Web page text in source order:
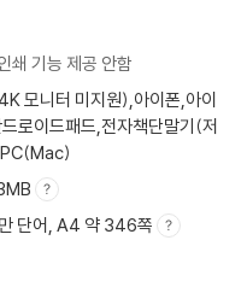
484
쇄 기능 제공 안함
모니터 미지원),아이폰,아이
로이드패드,전자책단말기(저
단어, A4 약 346쪽